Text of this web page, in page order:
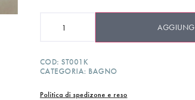
COD:ST001K
CATEGORIA: BAGNO
Politica di spedizone e reso